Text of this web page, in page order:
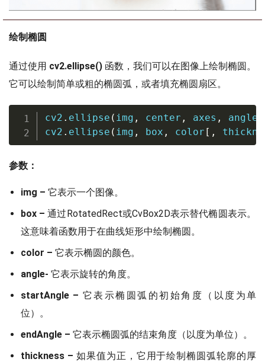
绘制椭圆
通过使用 cv2.ellipse() 函数，我们可以在图像上绘制椭圆。
它可以绘制简单或粗的椭圆弧，或者填充椭圆扇区。
cv2 . ellipse ( img , center , axes , angle
cv2 . ellipse ( img , box , color [ ,
参数：
img – 它表示一个图像。
box – 通过RotatedRect或CvBox2D表示替代椭圆表示。
这意味着函数用于在曲线矩形中绘制椭圆。
color – 它表示椭圆的颜色。
angle- 它表示旋转的角度。
startAngle – 它表示椭圆弧的初始角度（以度为单
位）。
endAngle – 它表示椭圆弧的结束角度（以度为单位）。
thickness – 如果值为正，它用于绘制椭圆弧轮廓的厚